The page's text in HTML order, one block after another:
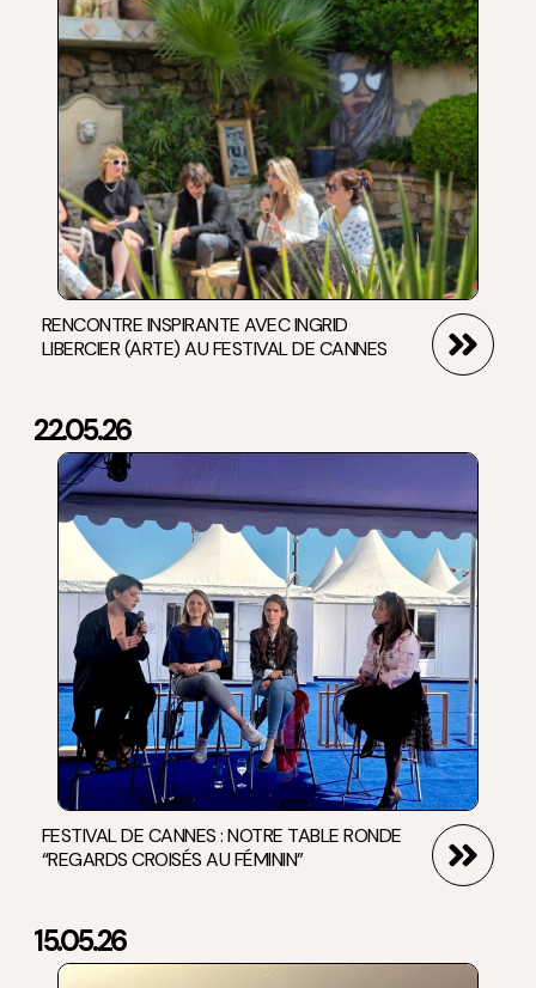
RENCONTRE INSPIRANTE AVEC INGRID
LIBERCIER (ARTE) AU FESTIVAL DE CANNES
22.05.26
FESTIVAL DE CANNES : NOTRE TABLE RONDE
“REGARDS CROISÉS AU FÉMININ”
15.05.26